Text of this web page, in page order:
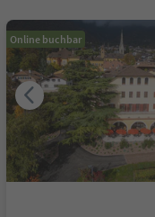
Online buchbar